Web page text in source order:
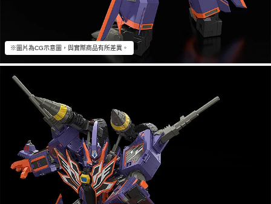
※圖片為CG示意圖，與實際商品有所差異。